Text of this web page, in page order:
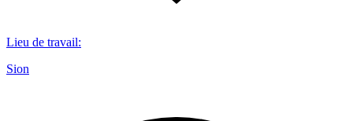
Lieu de travail:
Sion